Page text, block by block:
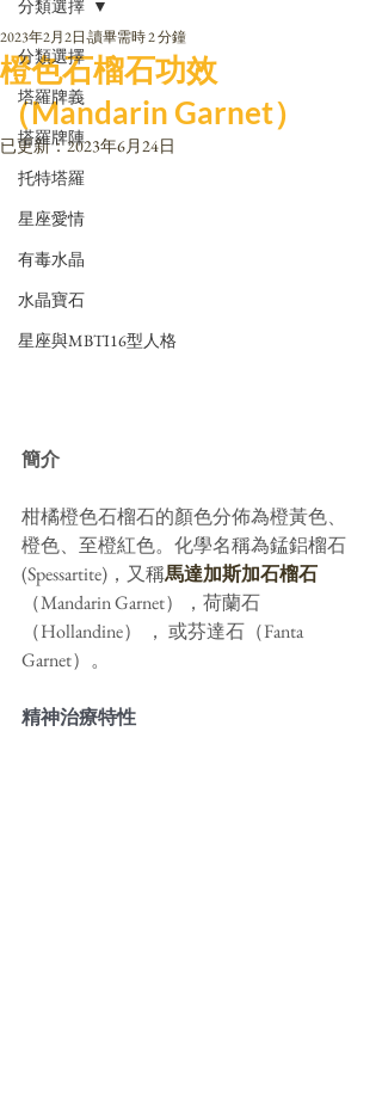
分類選擇
塔羅牌義
塔羅牌陣
托特塔羅
星座愛情
有毒水晶
水晶寶石
星座與MBTI16型人格
分類選擇
橙色石榴石功效
（Mandarin Garnet）
2023年2月2日 讀畢需時 2 分鐘
已更新：2023年6月24日
簡介
柑橘橙色石榴石的顏色分佈為橙黃色、
橙色、至橙紅色。化學名稱為錳鋁榴石
(Spessartite)，又稱馬達加斯加石榴石
（Mandarin Garnet），荷蘭石
（Hollandine） ， 或芬達石（Fanta
Garnet）。
精神治療特性